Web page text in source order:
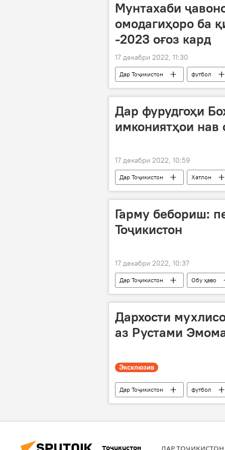
Мунтахаби
омодагиҳоро ба
-2023 оғоз кард
17 декабри 2022, 11:30
Дар Тоҷикистон футбол
мунтахаби Тоҷикистон
Дар фурудгоҳи
имкониятҳои
17 декабри 2022, 10:59
Дар Тоҷикистон Хатлон
Гарму бебориш:
Тоҷикистон
17 декабри 2022, 10:37
Дар Тоҷикистон Обу ҳаво
Дархости
аз Рустами
Эксклюзив
Дар Тоҷикистон футбол
Тоҷикистон ДАР ТОҶИКИСТОН